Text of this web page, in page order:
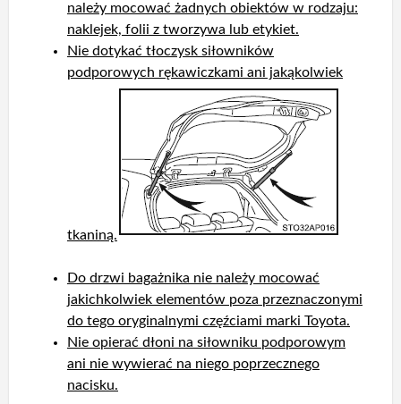
należy mocować żadnych obiektów w rodzaju:
naklejek, folii z tworzywa lub etykiet.
Nie dotykać tłoczysk siłowników
podporowych rękawiczkami ani jakąkolwiek
tkaniną.
Do drzwi bagażnika nie należy mocować
jakichkolwiek elementów poza przeznaczonymi
do tego oryginalnymi częźciami marki Toyota.
Nie opierać dłoni na siłowniku podporowym
ani nie wywierać na niego poprzecznego
nacisku.